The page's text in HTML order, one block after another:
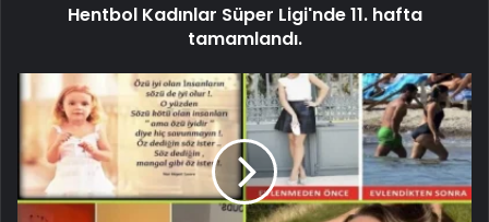
Hentbol Kadınlar Süper Ligi'nde 11. hafta
tamamlandı.